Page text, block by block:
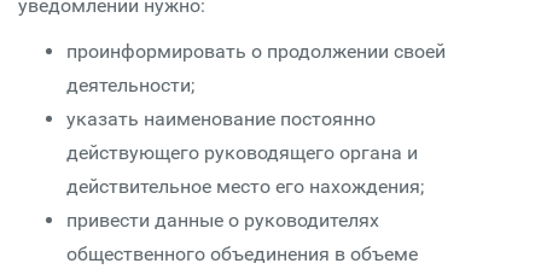
уведомлении нужно:
проинформировать о продолжении своей
деятельности;
указать наименование постоянно
действующего руководящего органа и
действительное место его нахождения;
привести данные о руководителях
общественного объединения в объеме